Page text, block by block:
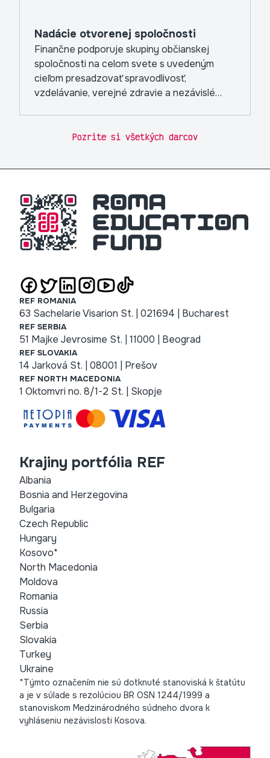
Nadácie otvorenej spoločnosti
Finančne podporuje skupiny občianskej
spoločnosti na celom svete s uvedeným
cieľom presadzovať spravodlivosť,
vzdelávanie, verejné zdravie a nezávislé
Pozrite si všetkých darcov
REF ROMANIA
63 Sachelarie Visarion St. | 021694 | Bucharest
REF SERBIA
51 Majke Jevrosime St. | 11000 | Beograd
REF SLOVAKIA
14 Jarková St. | 08001 | Prešov
REF NORTH MACEDONIA
1 Oktomvri no. 8/1-2 St. | Skopje
Krajiny portfólia REF
Albania
Bosnia and Herzegovina
Bulgaria
Czech Republic
Hungary
Kosovo*
North Macedonia
Moldova
Romania
Russia
Serbia
Slovakia
Turkey
Ukraine
*Týmto označením nie sú dotknuté stanoviská k štatútu
a je v súlade s rezolúciou BR OSN 1244/1999 a
stanoviskom Medzinárodného súdneho dvora k
vyhláseniu nezávislosti Kosova.